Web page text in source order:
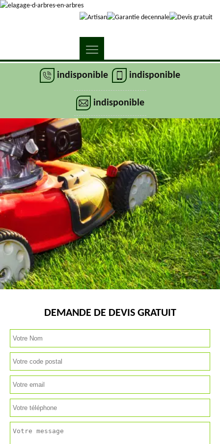
indisponible indisponible
indisponible
DEMANDE DE DEVIS GRATUIT